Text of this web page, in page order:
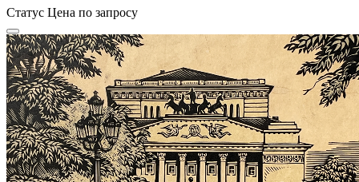
Статус Цена по запросу